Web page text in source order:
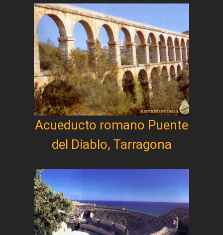
Acueducto romano Puente
del Diablo, Tarragona